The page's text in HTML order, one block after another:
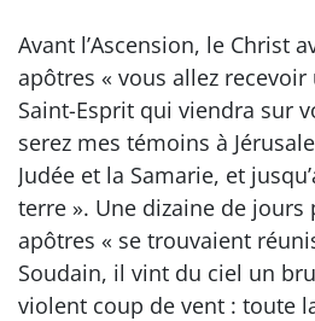
Avant l’Ascension, le Christ
apôtres « vous allez
Saint-Esprit qui viendra sur
serez mes témoins à
Judée et la Samarie, et
terre ». Une dizaine de jours
apôtres « se trouvaient
Soudain, il vint du ciel un
violent coup de vent : toute